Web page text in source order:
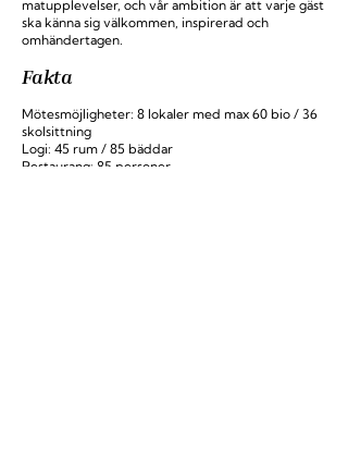
matupplevelser, och vår ambition är att varje gäst
ska känna sig välkommen, inspirerad och
omhändertagen.
Fakta
Mötesmöjligheter: 8 lokaler med max 60 bio / 36
skolsittning
Logi: 45 rum / 85 bäddar
Restaurang: 85 personer